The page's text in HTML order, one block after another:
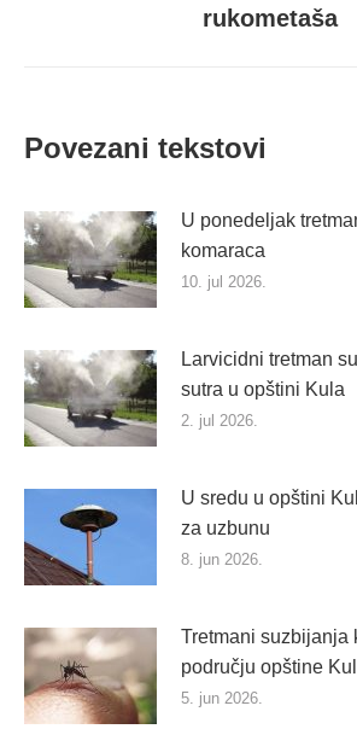
post
rukometaša
Povezani tekstovi
U ponedeljak
komaraca
10. jul 2026.
Larvicidni tretman
sutra u opštini Kula
2. jul 2026.
U sredu u opštini
za uzbunu
8. jun 2026.
Tretmani suzbijanja
području opštine
5. jun 2026.